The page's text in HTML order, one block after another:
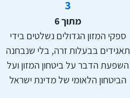
3
מתוך 6
ספקי המזון הגדולים נשלטים בידי
תאגידים בבעלות זרה, בלי שנבחנה
השפעת הדבר על ביטחון המזון ועל
הביטחון הלאומי של מדינת ישראל